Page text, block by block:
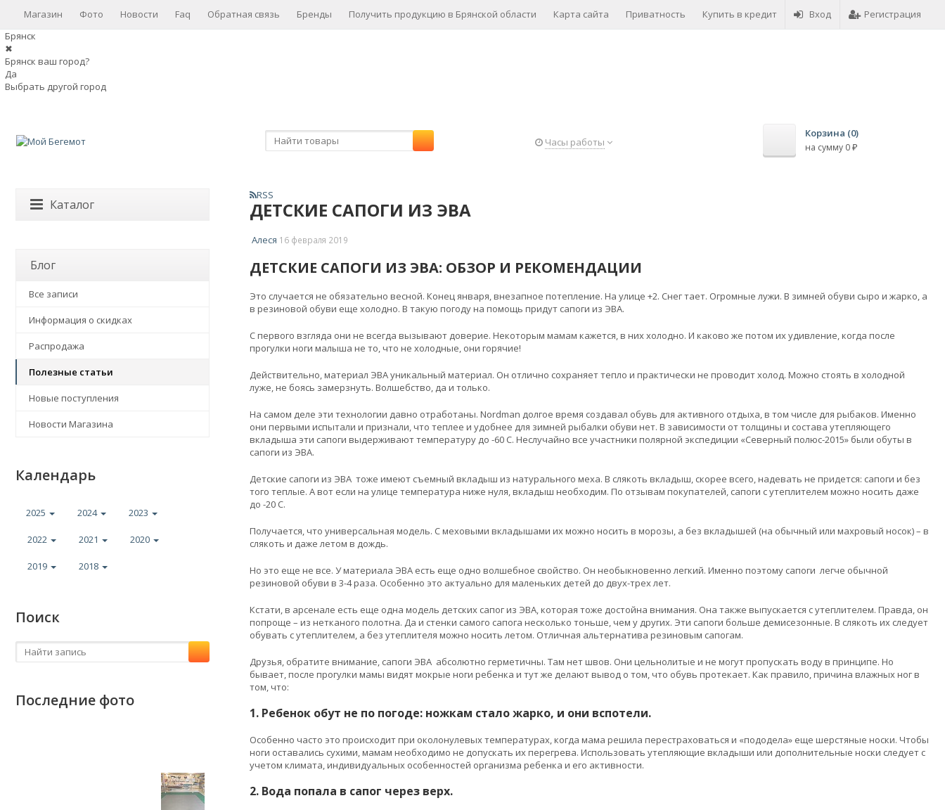
Вход Регистрация
Магазин Фото Новости Faq Обратная связь Бренды Получить продукцию в Брянской области Карта сайта Приватность Купить в кредит Возврат товара
Оплата
Брянск
✖
Брянск ваш город?
Да
Выбрать другой город
Часы работы
Корзина (0)
на сумму 0 ₽
RSS
ДЕТСКИЕ САПОГИ ИЗ ЭВА
Алеся 16 февраля 2019
ДЕТСКИЕ САПОГИ ИЗ ЭВА: ОБЗОР И РЕКОМЕНДАЦИИ
Это случается не обязательно весной. Конец января, внезапное потепление. На улице +2. Снег тает. Огромные лужи. В зимней обуви сыро и жарко, а
в резиновой обуви еще холодно. В такую погоду на помощь придут сапоги из ЭВА.
С первого взгляда они не всегда вызывают доверие. Некоторым мамам кажется, в них холодно. И каково же потом их удивление, когда после
прогулки ноги малыша не то, что не холодные, они горячие!
Действительно, материал ЭВА уникальный материал. Он отлично сохраняет тепло и практически не проводит холод. Можно стоять в холодной
луже, не боясь замерзнуть. Волшебство, да и только.
На самом деле эти технологии давно отработаны. Nordman долгое время создавал обувь для активного отдыха, в том числе для рыбаков. Именно
они первыми испытали и признали, что теплее и удобнее для зимней рыбалки обуви нет. В зависимости от толщины и состава утепляющего
вкладыша эти сапоги выдерживают температуру до -60 С. Неслучайно все участники полярной экспедиции «Северный полюс-2015» были обуты в
сапоги из ЭВА.
Детские сапоги из ЭВА тоже имеют съемный вкладыш из натурального меха. В слякоть вкладыш, скорее всего, надевать не придется: сапоги и без
того теплые. А вот если на улице температура ниже нуля, вкладыш необходим. По отзывам покупателей, сапоги с утеплителем можно носить даже
до -20 С.
Получается, что универсальная модель. С меховыми вкладышами их можно носить в морозы, а без вкладышей (на обычный или махровый носок) – в
слякоть и даже летом в дождь.
Но это еще не все. У материала ЭВА есть еще одно волшебное свойство. Он необыкновенно легкий. Именно поэтому сапоги легче обычной
резиновой обуви в 3-4 раза. Особенно это актуально для маленьких детей до двух-трех лет.
Кстати, в арсенале есть еще одна модель детских сапог из ЭВА, которая тоже достойна внимания. Она также выпускается с утеплителем. Правда, он
попроще – из нетканого полотна. Да и стенки самого сапога несколько тоньше, чем у других. Эти сапоги больше демисезонные. В слякоть их следует
обувать с утеплителем, а без утеплителя можно носить летом. Отличная альтернатива резиновым сапогам.
Друзья, обратите внимание, сапоги ЭВА абсолютно герметичны. Там нет швов. Они цельнолитые и не могут пропускать воду в принципе. Но
бывает, после прогулки мамы видят мокрые ноги ребенка и тут же делают вывод о том, что обувь протекает. Как правило, причина влажных ног в
том, что:
1. Ребенок обут не по погоде: ножкам стало жарко, и они вспотели.
Особенно часто это происходит при околонулевых температурах, когда мама решила перестраховаться и «пододела» еще шерстяные носки. Чтобы
ноги оставались сухими, мамам необходимо не допускать их перегрева. Использовать утепляющие вкладыши или дополнительные носки следует с
учетом климата, индивидуальных особенностей организма ребенка и его активности.
2. Вода попала в сапог через верх.
Каталог
Блог
Все записи
Информация о скидках
Распродажа
Полезные статьи
Новые поступления
Новости Магазина
Календарь
2025 2024 2023
2022 2021 2020
2019 2018
Поиск
Последние фото